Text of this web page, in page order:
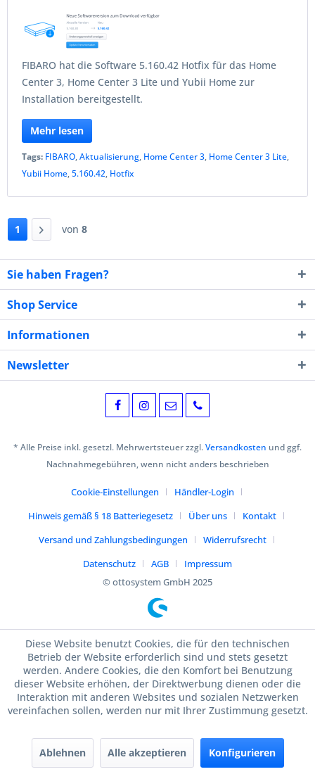
FIBARO hat die Software 5.160.42 Hotfix für das Home
Center 3, Home Center 3 Lite und Yubii Home zur
Installation bereitgestellt.
Mehr lesen
Tags: FIBARO,Aktualisierung, Home Center 3, Home Center 3 Lite,
Yubii Home,5.160.42, Hotfix
1 von 8
Sie haben Fragen?
Shop Service
Informationen
Newsletter
* Alle Preise inkl. gesetzl. Mehrwertsteuer zzgl.Versandkosten und ggf.
Nachnahmegebühren, wenn nicht anders beschrieben
Cookie-Einstellungen
Händler-Login
Hinweis gemäß § 18 Batteriegesetz
Über uns
Kontakt
Versand und Zahlungsbedingungen
Widerrufsrecht
Datenschutz
AGB
Impressum
© ottosystem GmbH 2025
Diese Website benutzt Cookies, die für den technischen
Betrieb der Website erforderlich sind und stets gesetzt
werden. Andere Cookies, die den Komfort bei Benutzung
dieser Website erhöhen, der Direktwerbung dienen oder die
Interaktion mit anderen Websites und sozialen Netzwerken
vereinfachen sollen, werden nur mit Ihrer Zustimmung gesetzt.
Ablehnen Alle akzeptieren Konfigurieren